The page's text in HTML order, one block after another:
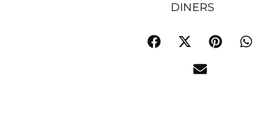
DINERS